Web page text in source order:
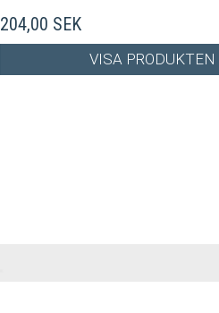
204,00 SEK
VISA PRODUKTEN